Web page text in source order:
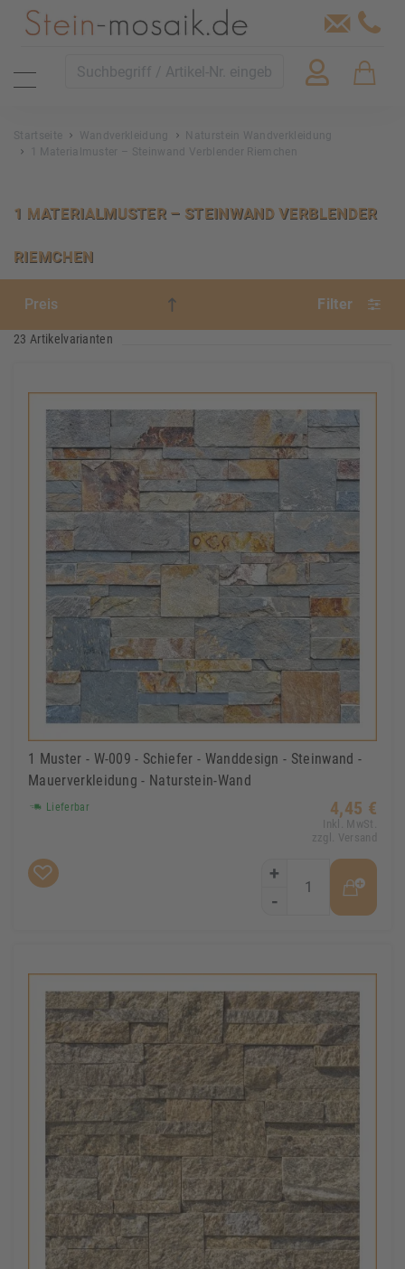
Startseite Wandverkleidung
Naturstein Wandverkleidung
1 Materialmuster – Steinwand Verblender Riemchen
1 MATERIALMUSTER – STEINWAND VERBLENDER
RIEMCHEN
Filter
23 Artikelvarianten
1 Muster - W-009 - Schiefer - Wanddesign - Steinwand -
Mauerverkleidung - Naturstein-Wand
Lieferbar 4,45 €
Inkl. MwSt.
zzgl. Versand
+
-